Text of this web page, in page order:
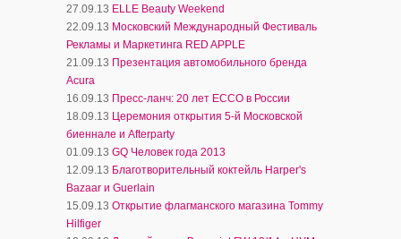
27.09.13 ELLE Beauty Weekend
22.09.13 Московский Международный Фестиваль
Рекламы и Маркетинга RED APPLE
21.09.13 Презентация автомобильного бренда
Acura
16.09.13 Пресс-ланч: 20 лет ECCO в России
18.09.13 Церемония открытия 5-й Московской
биеннале и Afterparty
01.09.13 GQ Человек года 2013
12.09.13 Благотворительный коктейль Harper's
Bazaar и Guerlain
15.09.13 Открытие флагманского магазина Tommy
Hilfiger